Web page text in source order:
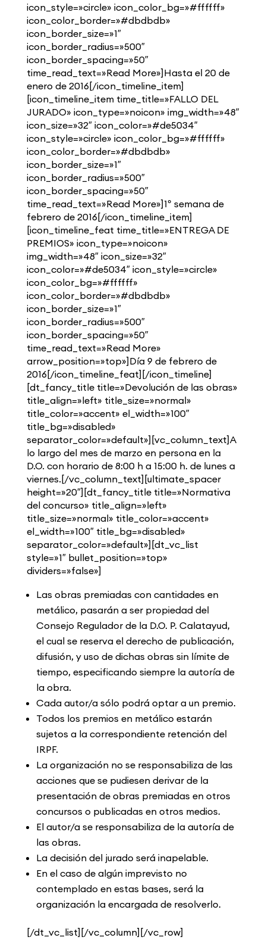
icon_style=»circle» icon_color_bg=»#ffffff»
icon_color_border=»#dbdbdb»
icon_border_size=»1″
icon_border_radius=»500″
icon_border_spacing=»50″
time_read_text=»Read More»]Hasta el 20 de
enero de 2016[/icon_timeline_item]
[icon_timeline_item time_title=»FALLO DEL
JURADO» icon_type=»noicon» img_width=»48″
icon_size=»32″ icon_color=»#de5034″
icon_style=»circle» icon_color_bg=»#ffffff»
icon_color_border=»#dbdbdb»
icon_border_size=»1″
icon_border_radius=»500″
icon_border_spacing=»50″
time_read_text=»Read More»]1º semana de
febrero de 2016[/icon_timeline_item]
[icon_timeline_feat time_title=»ENTREGA DE
PREMIOS» icon_type=»noicon»
img_width=»48″ icon_size=»32″
icon_color=»#de5034″ icon_style=»circle»
icon_color_bg=»#ffffff»
icon_color_border=»#dbdbdb»
icon_border_size=»1″
icon_border_radius=»500″
icon_border_spacing=»50″
time_read_text=»Read More»
arrow_position=»top»]Día 9 de febrero de
2016[/icon_timeline_feat][/icon_timeline]
[dt_fancy_title title=»Devolución de las obras»
title_align=»left» title_size=»normal»
title_color=»accent» el_width=»100″
title_bg=»disabled»
separator_color=»default»][vc_column_text]A
lo largo del mes de marzo en persona en la
D.O. con horario de 8:00 h a 15:00 h. de lunes a
viernes.[/vc_column_text][ultimate_spacer
height=»20″][dt_fancy_title title=»Normativa
del concurso» title_align=»left»
title_size=»normal» title_color=»accent»
el_width=»100″ title_bg=»disabled»
separator_color=»default»][dt_vc_list
style=»1″ bullet_position=»top»
dividers=»false»]
Las obras premiadas con cantidades en
metálico, pasarán a ser propiedad del
Consejo Regulador de la D.O. P. Calatayud,
el cual se reserva el derecho de publicación,
difusión, y uso de dichas obras sin límite de
tiempo, especificando siempre la autoría de
la obra.
Cada autor/a sólo podrá optar a un premio.
Todos los premios en metálico estarán
sujetos a la correspondiente retención del
IRPF.
La organización no se responsabiliza de las
acciones que se pudiesen derivar de la
presentación de obras premiadas en otros
concursos o publicadas en otros medios.
El autor/a se responsabiliza de la autoría de
las obras.
La decisión del jurado será inapelable.
En el caso de algún imprevisto no
contemplado en estas bases, será la
organización la encargada de resolverlo.
[/dt_vc_list][/vc_column][/vc_row]